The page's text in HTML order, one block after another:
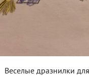
Веселые дразнилки